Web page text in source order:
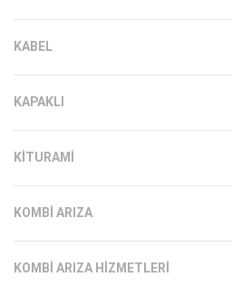
KABEL
KAPAKLI
KITURAMI
KOMBI ARIZA
KOMBI ARIZA HIZMETLERI